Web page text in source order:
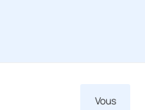
Vous